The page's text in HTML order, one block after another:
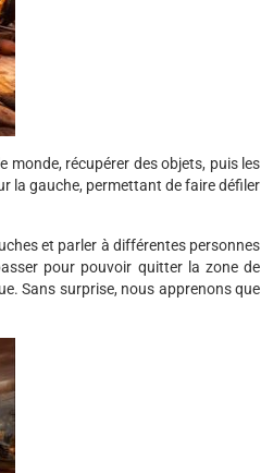
monde, récupérer des objets, puis les
la gauche, permettant de faire défiler
et parler à différentes personnes
pour pouvoir quitter la zone de
Sans surprise, nous apprenons que